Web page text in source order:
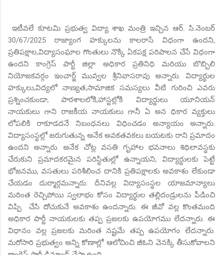
ఇటీవలే కూటమి ప్రభుత్వ విద్యా శాఖ మంత్రి ఇచ్చిన ఆర్. సి.నెంబర్
30/67/2025 రాజ్యాంగ హక్కులను కాలరాసే విధంగా ఉందని,
ప్రతిపక్షాల,విద్యాసంఘాల గొంతులు నొక్కి ఏకపక్ష పరిపాలన చేసే విధంగా
ఉందని కాంగ్రెస్ పార్టీ జిల్లా అధికార ప్రతినిధి మరియు బొబ్బిలి
నియోజకవర్గం ఇంచార్జ్ మువ్వల శ్రీనివాసరావు అన్నారు. విద్యార్థుల
హక్కులు,విద్యలో నాణ్యత,సామాజిక సమస్యలు వీటి గురించి ఎవరు
ప్రశ్నించకుండా, పాఠశాలలోకి,హాస్టల్లోకి విద్యార్థులు యూనియన్
నాయకులు గాని రాజకీయ నాయకులు గానీ ఏ అన ధికార వ్యక్తులు
లోపలికి రాకూడదనే నిబంధనలు విధించడం అన్యాయం అన్నారు.
విద్యాసంస్థల్లో జరుగుతున్న అనేక అవకతవకలు బయటకు రాని ప్రమాదం
ఉందని అన్నారు. అనేక చోట్ల వసతి గృహాల భవనాలు శిథిలావస్థకు
చేరుకుని ప్రమాదకరమైన పరిస్థితుల్లో ఉన్నాయని, విద్యార్థులకు పెట్టే
భోజనము, వసతులు పరిశీలించ దానికి ప్రతిపక్షాలకు అవకాశం లేకుండా
చేయడం దుర్మార్గమన్నారు. దీనివల్ల విద్యాసంస్థల యాజమాన్యాలు
మరింత రెచ్చిపోయి స్వలాభం కోసం విద్యార్థుల తల్లిదండ్రులను పీడించి
విప్పి చేసి దోచుకునే అవకాశం ఉందన్నారు. ఈ జీవో వల్ల కొంతమంది
అధికార పార్టీ నాయకులకు తప్ప ప్రజలకు ఉపయోగము లేదన్నారు. ఈ
విధానం వల్ల ప్రజలకు మరింత నష్టమే తప్ప ఉపయోగం లేదన్నారు.
మరోసారి ప్రభుత్వం అన్ని కోణాల్లో ఆలోచించి జీఓని వెనక్కి తీసుకోవాలని